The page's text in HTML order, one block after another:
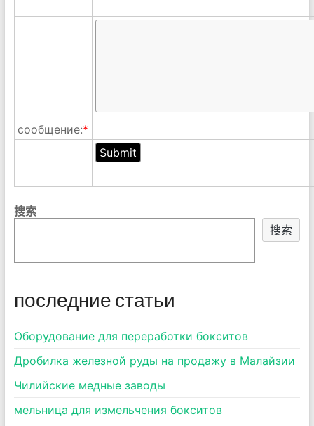
сообщение:*
搜索
搜索
последние статьи
Оборудование для переработки бокситов
Дробилка железной руды на продажу в Малайзии
Чилийские медные заводы
мельница для измельчения бокситов